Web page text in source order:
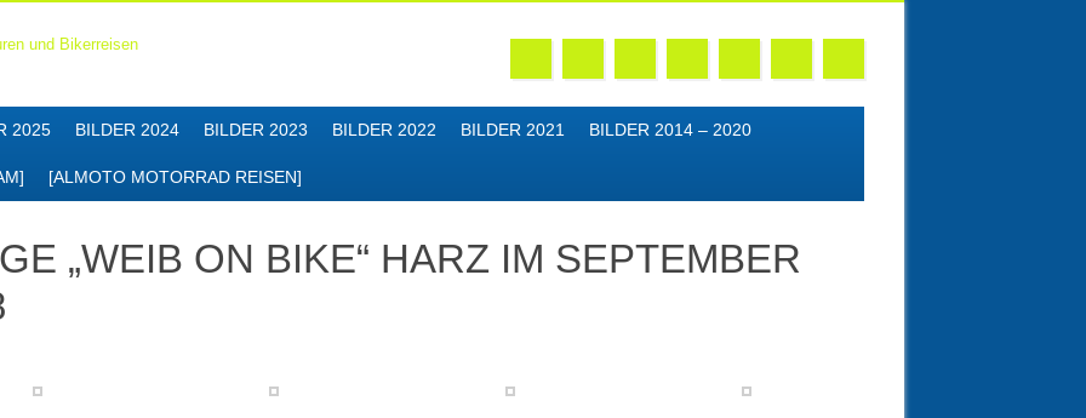
2025 BILDER 2024 BILDER 2023 BILDER 2022 BILDER 2021 BILDER 2014 – 2020
[ALMOTO MOTORRAD REISEN]
„WEIB ON BIKE“ HARZ IM SEPTEMBER